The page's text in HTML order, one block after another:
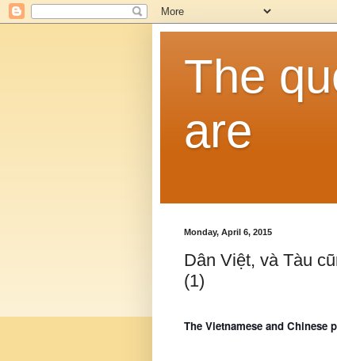
The
are
Monday, April 6, 2015
Dân Việt, và Tàu
(1)
The Vietnamese and Chinese